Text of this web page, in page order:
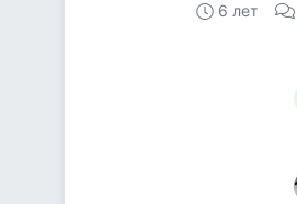
6 лет